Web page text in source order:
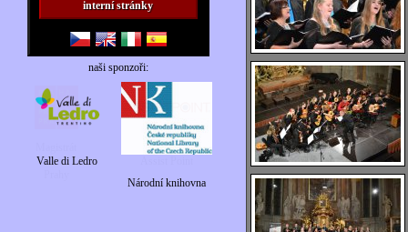
interní stránky
naši sponzoři:
Valle di Ledro
Národní knihovna